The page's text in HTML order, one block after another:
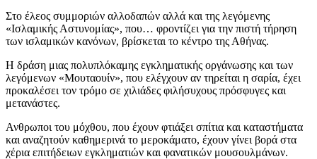
Στο έλεος συμμοριών αλλοδαπών αλλά και της λεγόμενης
«Ισλαμικής Αστυνομίας», που… φροντίζει για την πιστή τήρηση
των ισλαμικών κανόνων, βρίσκεται το κέντρο της Αθήνας.
Η δράση μιας πολυπλόκαμης εγκληματικής οργάνωσης και των
λεγόμενων «Μουταουίν», που ελέγχουν αν τηρείται η σαρία, έχει
προκαλέσει τον τρόμο σε χιλιάδες φιλήσυχους πρόσφυγες και
μετανάστες.
Ανθρωποι του μόχθου, που έχουν φτιάξει σπίτια και καταστήματα
και αναζητούν καθημερινά το μεροκάματο, έχουν γίνει βορά στα
χέρια επιτήδειων εγκληματιών και φανατικών μουσουλμάνων.